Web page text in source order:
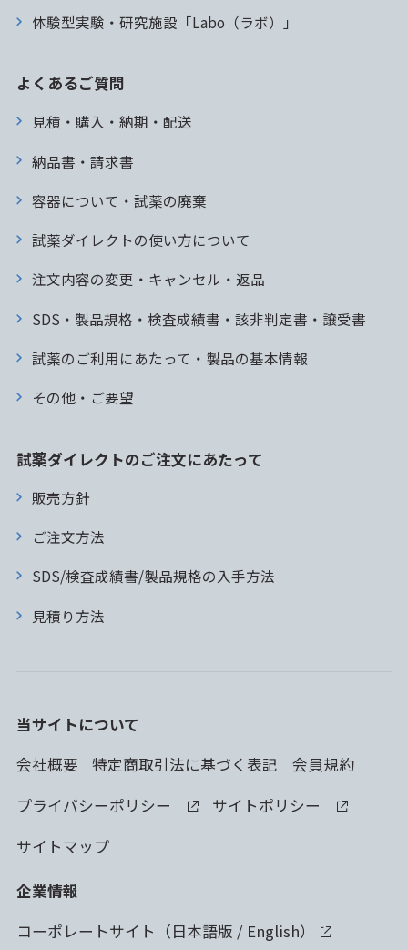
体験型実験・研究施設「Labo（ラボ）」
よくあるご質問
見積・購入・納期・配送
納品書・請求書
容器について・試薬の廃棄
試薬ダイレクトの使い方について
注文内容の変更・キャンセル・返品
SDS・製品規格・検査成績書・該非判定書・譲受書
試薬のご利用にあたって・製品の基本情報
その他・ご要望
試薬ダイレクトのご注文にあたって
販売方針
ご注文方法
SDS/検査成績書/製品規格の入手方法
見積り方法
当サイトについて
会社概要
特定商取引法に基づく表記
会員規約
プライバシーポリシー
サイトポリシー
サイトマップ
企業情報
コーポレートサイト（日本語版 / English）